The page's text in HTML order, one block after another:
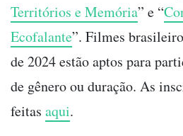
Territórios e Memória” e “
Ecofalante”. Filmes
de 2024 estão aptos para
de gênero ou duração. As
feitas aqui.